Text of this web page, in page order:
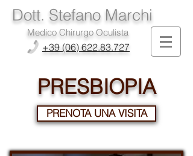
Dott. Stefano Marchi
Medico Chirurgo Oculista
+39 (06) 622.83.727
PRESBIOPIA
PRENOTA UNA VISITA